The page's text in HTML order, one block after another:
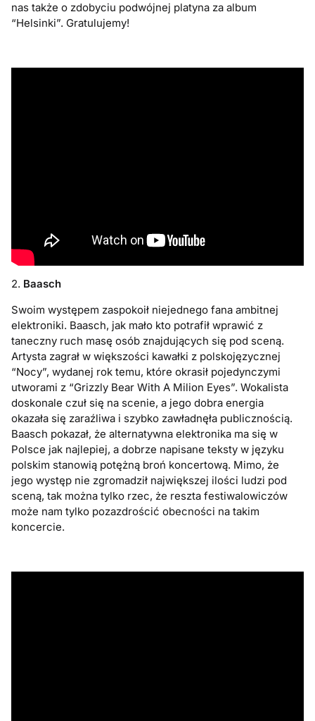
nas także o zdobyciu podwójnej platyna za album
“Helsinki”. Gratulujemy!
2. Baasch
Swoim występem zaspokoił niejednego fana ambitnej
elektroniki. Baasch, jak mało kto potrafił wprawić z
taneczny ruch masę osób znajdujących się pod sceną.
Artysta zagrał w większości kawałki z polskojęzycznej
“Nocy”, wydanej rok temu, które okrasił pojedynczymi
utworami z “Grizzly Bear With A Milion Eyes”. Wokalista
doskonale czuł się na scenie, a jego dobra energia
okazała się zaraźliwa i szybko zawładnęła publicznością.
Baasch pokazał, że alternatywna elektronika ma się w
Polsce jak najlepiej, a dobrze napisane teksty w języku
polskim stanowią potężną broń koncertową. Mimo, że
jego występ nie zgromadził największej ilości ludzi pod
sceną, tak można tylko rzec, że reszta festiwalowiczów
może nam tylko pozazdrościć obecności na takim
koncercie.